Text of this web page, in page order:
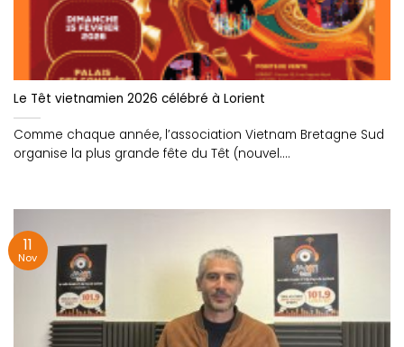
Le Têt vietnamien 2026 célébré à Lorient
Comme chaque année, l’association Vietnam Bretagne Sud
organise la plus grande fête du Têt (nouvel....
11
Nov